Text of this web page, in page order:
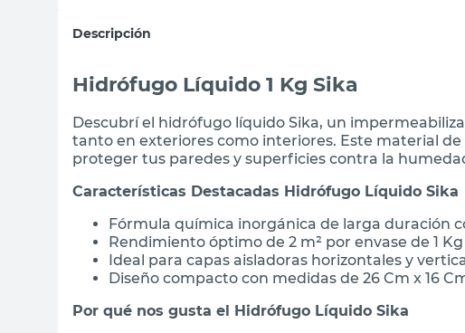
Descripción
Hidrófugo Líquido 1 Kg Sika
Descubrí el hidrófugo líquido Sika, un
tanto en exteriores como interiores. Este material
proteger tus paredes y superficies contra la
Características Destacadas Hidrófugo Líquido Sika
Fórmula química inorgánica de larga duración
Rendimiento óptimo de 2 m² por envase de 1 Kg
Ideal para capas aisladoras horizontales y
Diseño compacto con medidas de 26 Cm x 16
Por qué nos gusta el Hidrófugo Líquido Sika